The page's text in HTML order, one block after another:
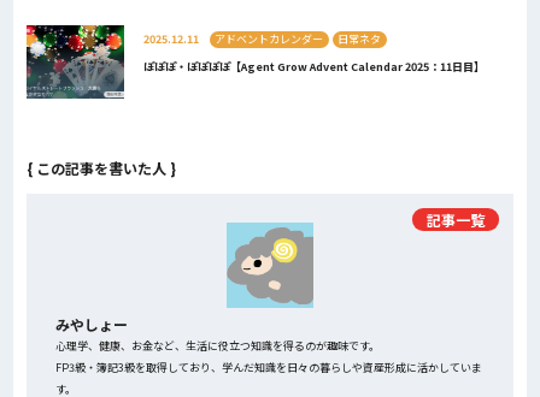
2025.12.11 アドベントカレンダー
日常ネタ
ぽぽぽ・ぽぽぽぽ【Agent Grow Advent Calendar 2025：11日目】
{ この記事を書いた人 }
みやしょー
心理学、健康、お金など、生活に役立つ知識を得るのが趣味です。
FP3級・簿記3級を取得しており、学んだ知識を日々の暮らしや資産形成に活かしていま
す。
記事一覧